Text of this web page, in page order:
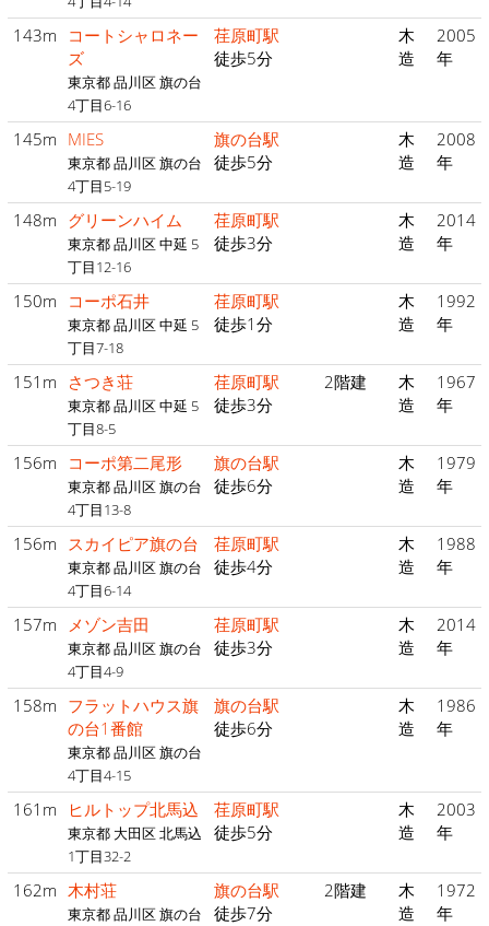
143m
コートシャロネー
ズ
東京都 品川区 旗の台
4丁目6-16
荏原町駅
徒歩5分
木
造
2005
年
145m MIES
東京都 品川区 旗の台
4丁目5-19
旗の台駅
徒歩5分
木
造
2008
年
148m グリーンハイム
東京都 品川区 中延 5
丁目12-16
荏原町駅
徒歩3分
木
造
2014
年
150m コーポ石井
東京都 品川区 中延 5
丁目7-18
荏原町駅
徒歩1分
木
造
1992
年
151m さつき荘
東京都 品川区 中延 5
丁目8-5
荏原町駅
徒歩3分
2階建
木
造
1967
年
156m コーポ第二尾形
東京都 品川区 旗の台
4丁目13-8
旗の台駅
徒歩6分
木
造
1979
年
156m スカイピア旗の台
東京都 品川区 旗の台
4丁目6-14
荏原町駅
徒歩4分
木
造
1988
年
157m メゾン吉田
東京都 品川区 旗の台
4丁目4-9
荏原町駅
徒歩3分
木
造
2014
年
158m フラットハウス旗
の台1番館
東京都 品川区 旗の台
4丁目4-15
旗の台駅
徒歩6分
木
造
1986
年
161m ヒルトップ北馬込
東京都 大田区 北馬込
1丁目32-2
荏原町駅
徒歩5分
木
造
2003
年
162m 木村荘
東京都 品川区 旗の台
旗の台駅
徒歩7分
2階建
木
造
1972
年